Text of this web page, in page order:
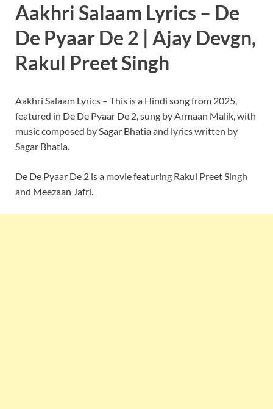
Aakhri Salaam Lyrics – De
De Pyaar De 2 | Ajay Devgn,
Rakul Preet Singh
Aakhri Salaam Lyrics – This is a Hindi song from 2025,
featured in De De Pyaar De 2, sung by Armaan Malik, with
music composed by Sagar Bhatia and lyrics written by
Sagar Bhatia.
De De Pyaar De 2 is a movie featuring Rakul Preet Singh
and Meezaan Jafri.